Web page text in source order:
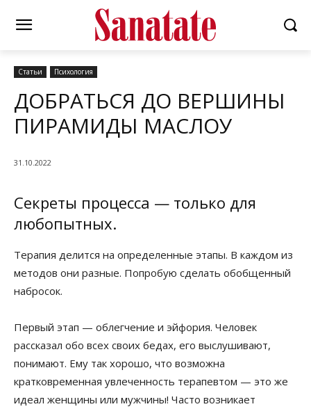
Статьи Психология
ДОБРАТЬСЯ ДО ВЕРШИНЫ
ПИРАМИДЫ МАСЛОУ
31.10.2022
Секреты процесса — только для
любопытных.
Терапия делится на определенные этапы. В каждом из
методов они разные. Попробую сделать обобщенный
набросок.
Первый этап — облегчение и эйфория. Человек
рассказал обо всех своих бедах, его выслушивают,
понимают. Ему так хорошо, что возможна
кратковременная увлеченность терапевтом — это же
идеал женщины или мужчины! Часто возникает